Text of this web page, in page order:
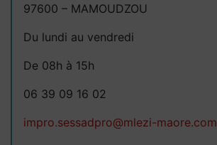
97600 – MAMOUDZOU
Du lundi au vendredi
De 08h à 15h
06 39 09 16 02
impro.sessadpro@mlezi-maore.com